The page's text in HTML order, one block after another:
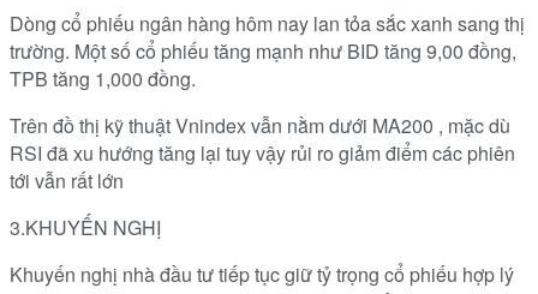
Dòng cổ phiếu ngân hàng hôm nay lan tỏa sắc xanh sang thị
trường. Một số cổ phiếu tăng mạnh như BID tăng 9,00 đồng,
TPB tăng 1,000 đồng.
Trên đồ thị kỹ thuật Vnindex vẫn nằm dưới MA200 , mặc dù
RSI đã xu hướng tăng lại tuy vậy rủi ro giảm điểm các phiên
tới vẫn rất lớn
3.KHUYẾN NGHỊ
Khuyến nghị nhà đầu tư tiếp tục giữ tỷ trọng cổ phiếu hợp lý